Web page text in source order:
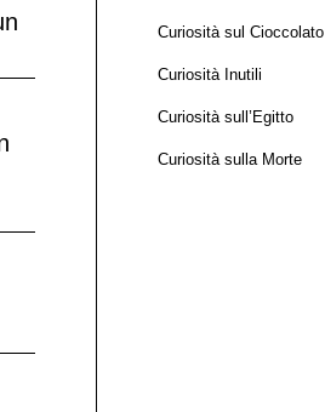
Curiosità sul Cioccolato
Curiosità Inutili
Curiosità sull’Egitto
Curiosità sulla Morte